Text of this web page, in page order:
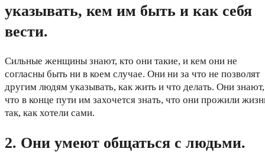
указывать, кем им быть и как себя
вести.
Сильные женщины знают, кто они такие, и кем они не
согласны быть ни в коем случае. Они ни за что не позволят
другим людям указывать, как жить и что делать. Они знают,
что в конце пути им захочется знать, что они прожили
так, как хотели сами.
2. Они умеют общаться с людьми.